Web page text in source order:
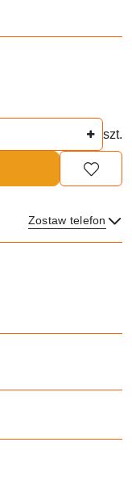
szt.
Zostaw telefon